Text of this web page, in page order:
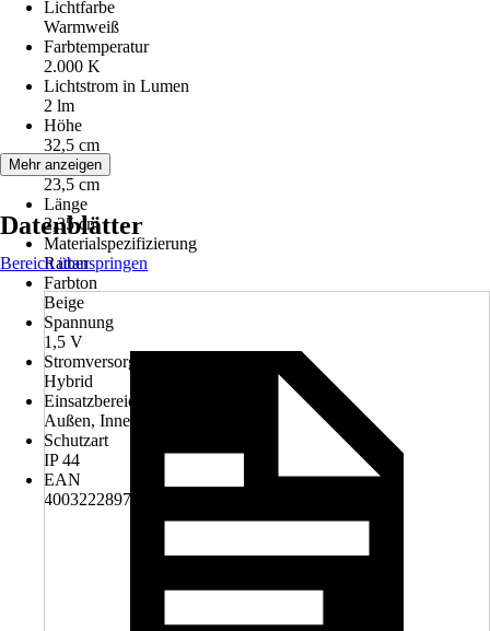
Lichtfarbe
Warmweiß
Farbtemperatur
2.000 K
Lichtstrom in Lumen
2 lm
Höhe
32,5 cm
Breite
23,5 cm
Länge
2,35 cm
Materialspezifizierung
Rattan
Farbton
Beige
Spannung
1,5 V
Stromversorgung
Hybrid
Einsatzbereich
Außen, Innen
Schutzart
IP 44
EAN
4003222897058
Mehr anzeigen
Datenblätter
Bereich überspringen